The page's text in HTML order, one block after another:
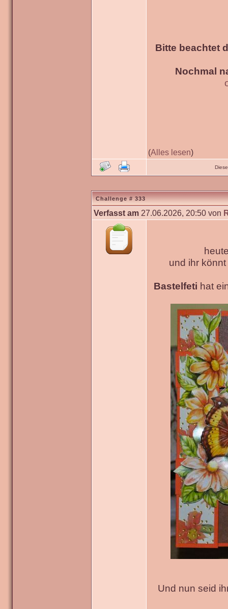
Bitte beachtet
Nochmal
(Alles lesen)
Challenge # 333
Verfasst am 27.06.2026, 20:50 von
und ihr
Bastelfeti hat
Und nun seid